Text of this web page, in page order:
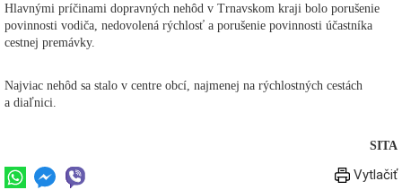
Hlavnými príčinami dopravných nehôd v Trnavskom kraji bolo porušenie
povinnosti vodiča, nedovolená rýchlosť a porušenie povinnosti účastníka
cestnej premávky.
Najviac nehôd sa stalo v centre obcí, najmenej na rýchlostných cestách
a diaľnici.
SITA
Vytlačiť